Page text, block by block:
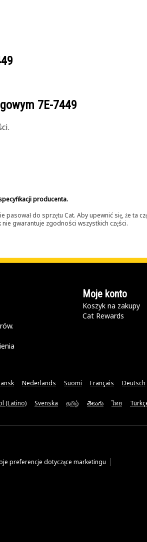
7E-7449
producenta.
do sprzętu Cat. Aby upewnić się, że ta
gwarantuje zgodności wszystkich części.
Moje konto
Koszyk na zakupy
Cat Rewards
Nederlands Suomi Français Deutsch
(Latino) Svenska தமிழ் తెలుగు ไทย
preferencje dotyczące marketingu